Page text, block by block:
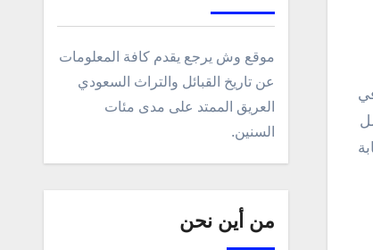
موقع وش يرجع يقدم كافة المعلومات
عن تاريخ القبائل والتراث السعودي
العريق الممتد على مدى مئات
السنين.
من أين نحن